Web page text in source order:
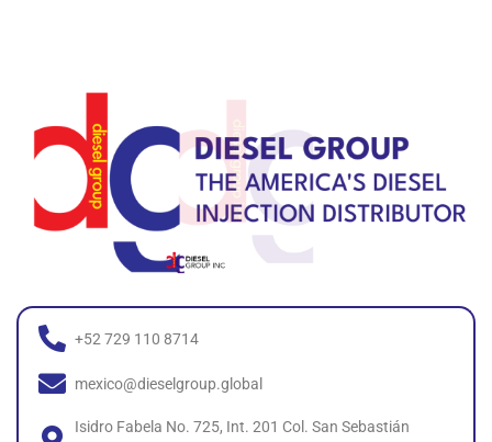
+52 729 110 8714
mexico@dieselgroup.global
Isidro Fabela No. 725, Int. 201 Col. San Sebastián